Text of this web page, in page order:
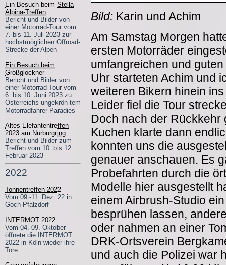
Ein Besuch beim Stella
Alpina-Treffen
Bericht und Bilder von
einer Motorrad-Tour vom
7. bis 11. Juli 2023 zur
höchstmöglichen Offroad-
Strecke der Alpen
Ein Besuch beim
Großglockner
Bericht und Bilder von
einer Motorrad-Tour vom
6. bis 10. Juni 2023 zu
Österreichs ungekrön-tem
Motorradfahrer-Paradies
Altes Elefantentreffen
2023 am Nürburgring
Bericht und Bilder zum
Treffen vom 10. bis 12.
Februar 2023
2022
Tonnentreffen 2022
Vom 09.-11. Dez. 22 in
Goch-Pfalzdorf
INTERMOT 2022
Vom 04.-09. Oktober
öffnete die INTERMOT
2022 in Köln wieder ihre
Tore.
Bild: Karin und Achim
Am Samstag Morgen
ersten Motorräder
umfangreichen und
Uhr starteten Achim und
weiteren Bikern hinein
Leider fiel die Tour
Doch nach der Rückkehr
Kuchen klarte dann
konnten uns die
genauer anschauen. Es
Probefahrten durch die
Modelle hier ausgestellt
einem Airbrush-Studio
besprühen lassen,
oder nahmen an einer
DRK-Ortsverein
und auch die Polizei war